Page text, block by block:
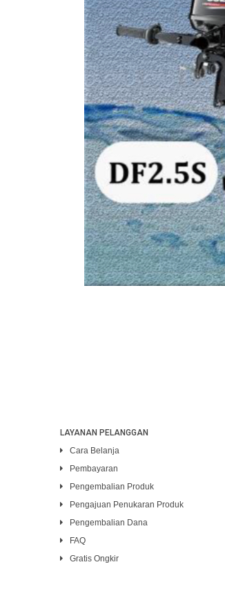
LAYANAN PELANGGAN
Cara Belanja
Pembayaran
Pengembalian Produk
Pengajuan Penukaran Produk
Pengembalian Dana
FAQ
Gratis Ongkir